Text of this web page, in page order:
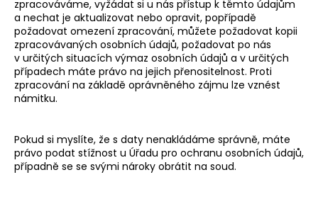
zpracováváme, vyžádat si u nás přístup k těmto údajům
a nechat je aktualizovat nebo opravit, popřípadě
požadovat omezení zpracování, můžete požadovat kopii
zpracovávaných osobních údajů, požadovat po nás
v určitých situacích výmaz osobních údajů a v určitých
případech máte právo na jejich přenositelnost. Proti
zpracování na základě oprávněného zájmu lze vznést
námitku.
Pokud si myslíte, že s daty nenakládáme správně, máte
právo podat stížnost u Úřadu pro ochranu osobních údajů,
případně se se svými nároky obrátit na soud.